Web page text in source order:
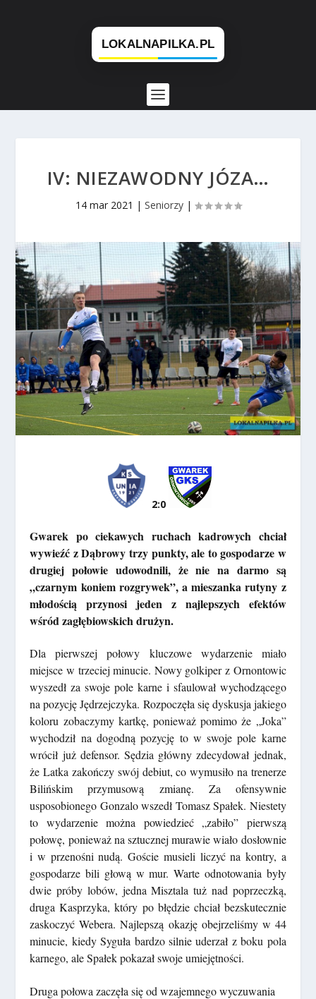
IV: NIEZAWODNY JÓZA…
14 mar 2021 | Seniorzy|
2:0
Gwarek po ciekawych ruchach kadrowych chciał
wywieźć z Dąbrowy trzy punkty, ale to gospodarze w
drugiej połowie udowodnili, że nie na darmo są
„czarnym koniem rozgrywek”, a mieszanka rutyny z
młodością przynosi jeden z najlepszych efektów
wśród zagłębiowskich drużyn.
Dla pierwszej połowy kluczowe wydarzenie miało
miejsce w trzeciej minucie. Nowy golkiper z Ornontowic
wyszedł za swoje pole karne i sfaulował wychodzącego
na pozycję Jędrzejczyka. Rozpoczęła się dyskusja jakiego
koloru zobaczymy kartkę, ponieważ pomimo że „Joka”
wychodził na dogodną pozycję to w swoje pole karne
wrócił już defensor. Sędzia główny zdecydował jednak,
że Latka zakończy swój debiut, co wymusiło na trenerze
Bilińskim przymusową zmianę. Za ofensywnie
usposobionego Gonzalo wszedł Tomasz Spałek. Niestety
to wydarzenie można powiedzieć „zabiło” pierwszą
połowę, ponieważ na sztucznej murawie wiało dosłownie
i w przenośni nudą. Goście musieli liczyć na kontry, a
gospodarze bili głową w mur. Warte odnotowania były
dwie próby lobów, jedna Misztala tuż nad poprzeczką,
druga Kasprzyka, który po błędzie chciał bezskutecznie
zaskoczyć Webera. Najlepszą okazję obejrzeliśmy w 44
minucie, kiedy Syguła bardzo silnie uderzał z boku pola
karnego, ale Spałek pokazał swoje umiejętności.
Druga połowa zaczęła się od wzajemnego wyczuwania